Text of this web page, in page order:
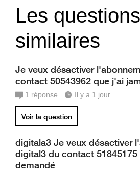
Les questions
similaires
Je veux désactiver
contact 50543962 que j'ai
1 réponse Il y a 1 jour
Voir la question
digitala3 Je veux désactiver
digital3 du contact
demandé